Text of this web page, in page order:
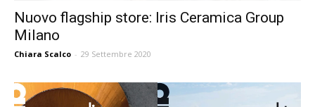
Nuovo flagship store: Iris Ceramica Group
Milano
Chiara Scalco - 29 Settembre 2020